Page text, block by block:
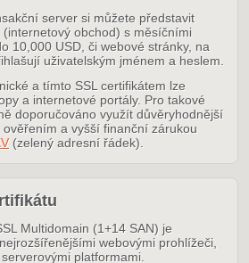
server si můžete představit
obchod) s měsíčními
10,000 USD, či webové stránky, na
uživatelským jménem a heslem.
a tímto SSL certifikátem lze
a internetové portály. Pro takové
doporučováno využít důvěryhodnější
ověřením a vyšší finanční zárukou
(zelený adresní řádek).
Multidomain (1+14 SAN) je
webovými prohlížeči,
platformami.